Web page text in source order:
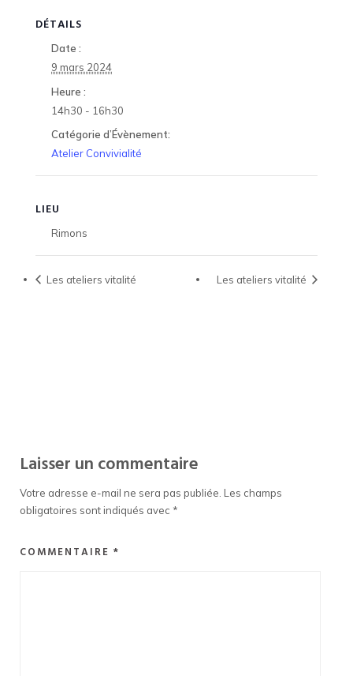
DÉTAILS
Date :
9 mars 2024
Heure :
14h30 - 16h30
Catégorie d’Évènement:
Atelier Convivialité
LIEU
Rimons
Les ateliers vitalité Les ateliers vitalité
Laisser un commentaire
Votre adresse e-mail ne sera pas publiée. Les champs
obligatoires sont indiqués avec *
COMMENTAIRE *